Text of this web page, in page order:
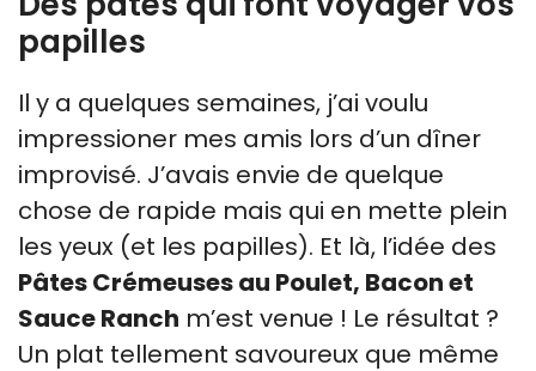
papilles
Il y a quelques semaines, j’ai voulu
impressioner mes amis lors d’un dîner
improvisé. J’avais envie de quelque
chose de rapide mais qui en mette plein
les yeux (et les papilles). Et là, l’idée des
Pâtes Crémeuses au Poulet, Bacon et
Sauce Ranch m’est venue ! Le résultat ?
Un plat tellement savoureux que même